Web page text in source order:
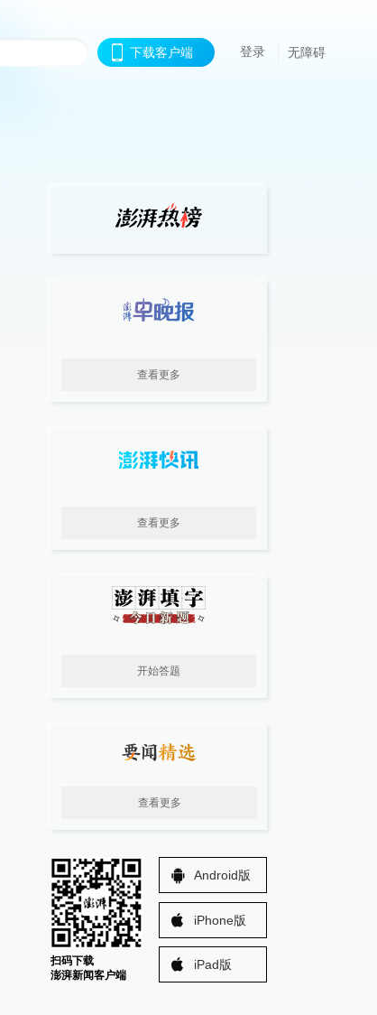
下载客户端 登录 无障碍
查看更多
查看更多
开始答题
查看更多
扫码下载
澎湃新闻客户端
Android版
iPhone版
iPad版